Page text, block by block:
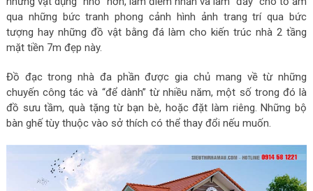
qua những bức tranh phong cảnh hình ảnh trang trí qua bức
tượng hay những đồ vật bằng đá làm cho kiến trúc nhà 2 tầng
mặt tiền 7m đẹp này.
Đồ đạc trong nhà đa phần được gia chủ mang về từ những
chuyến công tác và “để dành” từ nhiều năm, một số trong đó là
đồ sưu tầm, quà tặng từ bạn bè, hoặc đặt làm riêng. Những bộ
bàn ghế tùy thuộc vào sở thích có thể thay đổi nếu muốn.